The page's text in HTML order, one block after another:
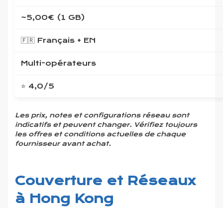
~5,00€ (1 GB)
🇫🇷 Français + EN
Multi-opérateurs
⭐ 4,0/5
Les prix, notes et configurations réseau sont
indicatifs et peuvent changer. Vérifiez toujours
les offres et conditions actuelles de chaque
fournisseur avant achat.
Couverture et Réseaux
à Hong Kong